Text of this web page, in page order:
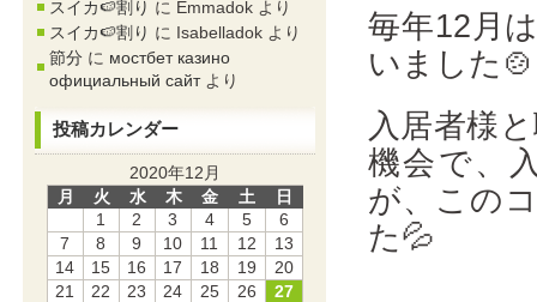
スイカ🍉割り に Emmadokより
スイカ🍉割り に Isabelladokより
節分に мостбет казино
официальный сайтより
投稿カレンダー
2020年12月
月
火 水 木 金 土 日
1 2 3 4 5
6
7
8 9 10 11 12
13
14
15 16 17 18 19
20
21
22 23 24 25 26
27
毎年12月
いました🍲
入居者様
機会で、
が、この
た💦